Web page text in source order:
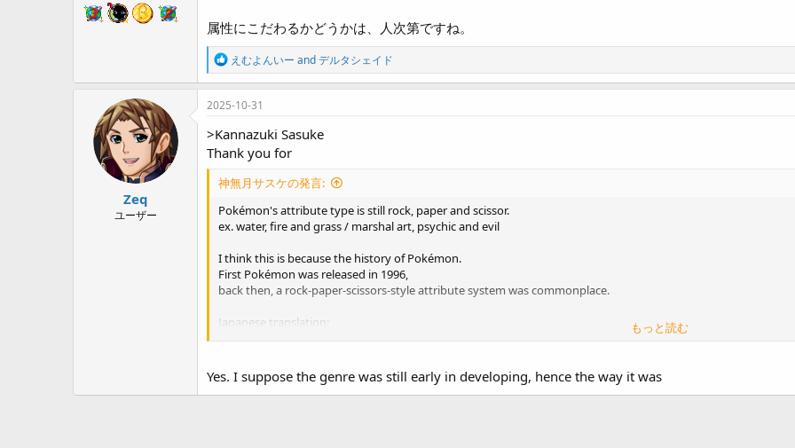
属性にこだわるかどうかは、人次第ですね。
R
e
a
c
i
o
n
:
えむよんいー andデルタシェイド
Zeq
ユーザー
2025-10-31
>Kannazuki Sasuke
Thank you for
神無月サスケの発言:
Pokémon's attribute type is still rock, paper and scissor.
ex. water, fire and grass / marshal art, psychic and evil
I think this is because the history of Pokémon.
First Pokémon was released in 1996,
back then, a rock-paper-scissors-style attribute system was commonplace.
Japanese translation:
I think this is probably because it has a long history, having been first released in 1996.
At that time, a three-way tie was the norm.
もっと読む
Yes. I suppose the genre was still early in developing, hence the way it was